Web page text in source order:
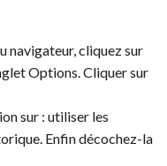
navigateur, cliquez sur
Options. Cliquer sur
sur : utiliser les
Enfin décochez-la